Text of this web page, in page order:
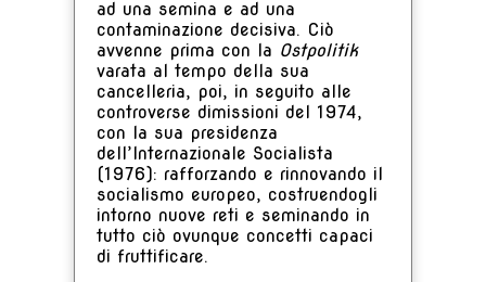
ad una semina e ad una
contaminazione decisiva. Ciò
avvenne prima con la Ostpolitik
varata al tempo della sua
cancelleria, poi, in seguito alle
controverse dimissioni del 1974,
con la sua presidenza
dell’Internazionale Socialista
(1976): rafforzando e rinnovando il
socialismo europeo, costruendogli
intorno nuove reti e seminando in
tutto ciò ovunque concetti capaci
di fruttificare.